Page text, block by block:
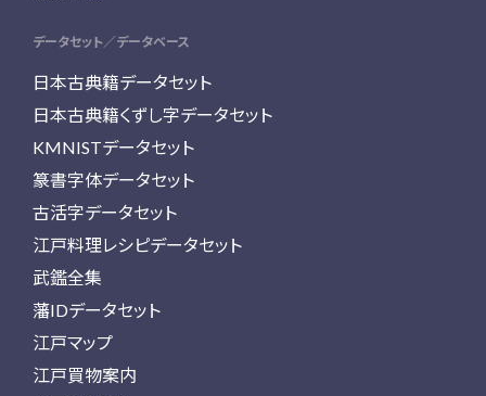
データセット／データベース
日本古典籍データセット
日本古典籍くずし字データセット
KMNISTデータセット
篆書字体データセット
古活字データセット
江戸料理レシピデータセット
武鑑全集
藩IDデータセット
江戸マップ
江戸買物案内